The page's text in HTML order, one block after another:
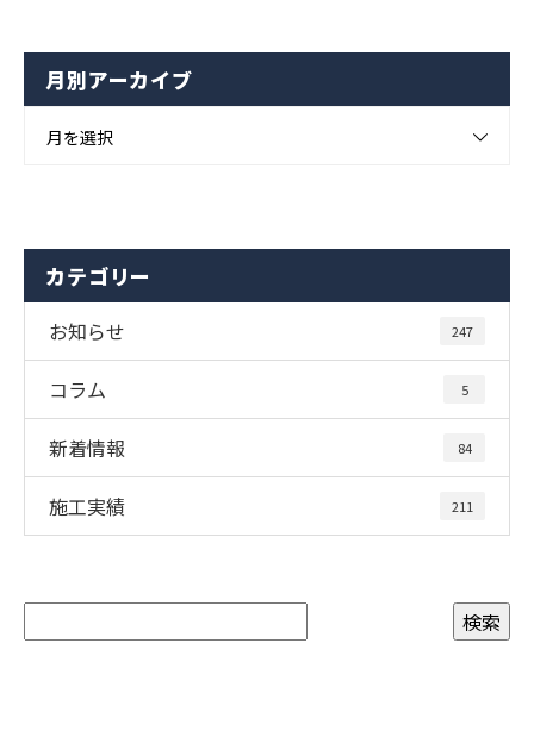
月別アーカイブ
月を選択
カテゴリー
お知らせ 247
コラム 5
新着情報 84
施工実績 211